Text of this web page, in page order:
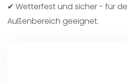
✔ Wetterfest und sicher - für
Außenbereich geeignet.